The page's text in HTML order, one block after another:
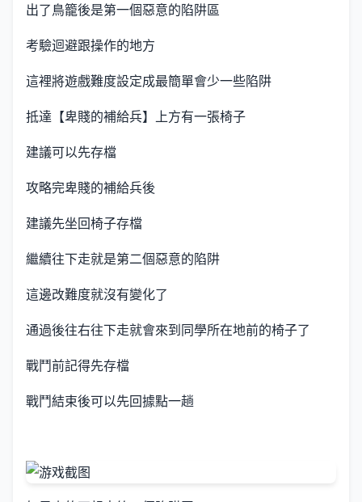
出了鳥籠後是第一個惡意的陷阱區
考驗迴避跟操作的地方
這裡將遊戲難度設定成最簡單會少一些陷阱
抵達【卑賤的補給兵】上方有一張椅子
建議可以先存檔
攻略完卑賤的補給兵後
建議先坐回椅子存檔
繼續往下走就是第二個惡意的陷阱
這邊改難度就沒有變化了
通過後往右往下走就會來到同學所在地前的椅子了
戰鬥前記得先存檔
戰鬥結束後可以先回據點一趟